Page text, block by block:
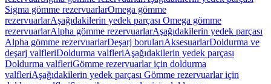
Sigma gömme rezervuarlarOmega gömme
rezervuarlarAşağıdakilerin yedek parçası Omega gömme
rezervuarlarAlpha gömme rezervuarlarAşağıdakilerin yedek parçası
Alpha gömme rezervuarlarDeşarj borularıAksesuarlarDoldurma ve
deşarj valfleriDoldurma valfleriAşağıdakilerin yedek parçası
Doldurma valfleriGömme rezervuarlar için doldurma
valfleriAşağıdakilerin yedek parçası Gömme rezervuarlar için